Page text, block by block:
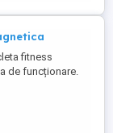
fitness
de funcționare.
Iași.